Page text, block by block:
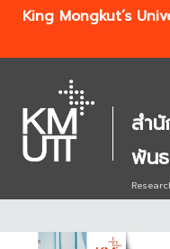
King Mongkut’s
สำ
พัน